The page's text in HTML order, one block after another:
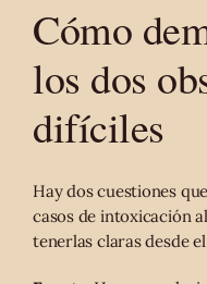
Cómo
los dos
difíciles
Hay dos cuestiones
casos de intoxicación
tenerlas claras desde